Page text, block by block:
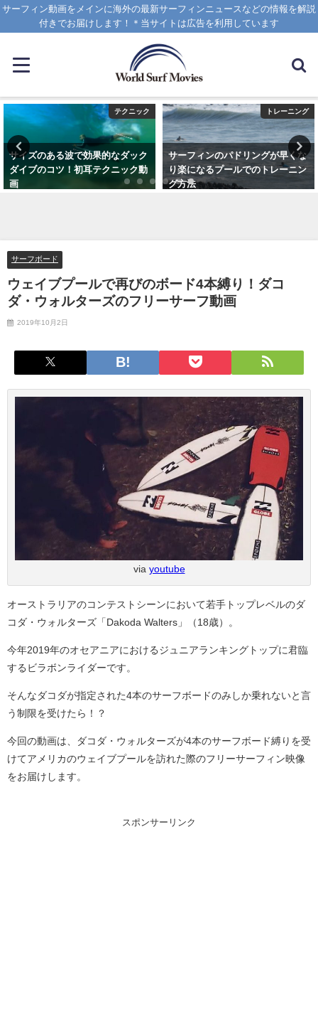
サーフィン動画をメインに海外の最新サーフィンニュースなどの情報を解説
付きでお届けします！＊当サイトは広告を利用しています
テクニック
サイズのある波で効果的なダック
ダイブのコツ！初耳テクニック動
画
トレーニング
サーフィンのパドリングが早くな
り楽になるプールでのトレーニン
グ方法
サーフボード
ウェイブプールで再びのボード4本縛り！ダコ
ダ・ウォルターズのフリーサーフ動画
2019年10月2日
via youtube
オーストラリアのコンテストシーンにおいて若手トップレベルのダ
コダ・ウォルターズ「Dakoda Walters」（18歳）。
今年2019年のオセアニアにおけるジュニアランキングトップに君臨
するビラボンライダーです。
そんなダコダが指定された4本のサーフボードのみしか乗れないと言
う制限を受けたら！？
今回の動画は、ダコダ・ウォルターズが4本のサーフボード縛りを受
けてアメリカのウェイブプールを訪れた際のフリーサーフィン映像
をお届けします。
スポンサーリンク